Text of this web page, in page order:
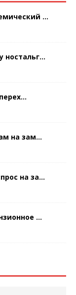
...
ностальг...
на зам...
на за...
...